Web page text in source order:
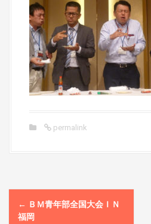
permalink
P← ＢＭ青年部全国大会ＩＮ
福岡